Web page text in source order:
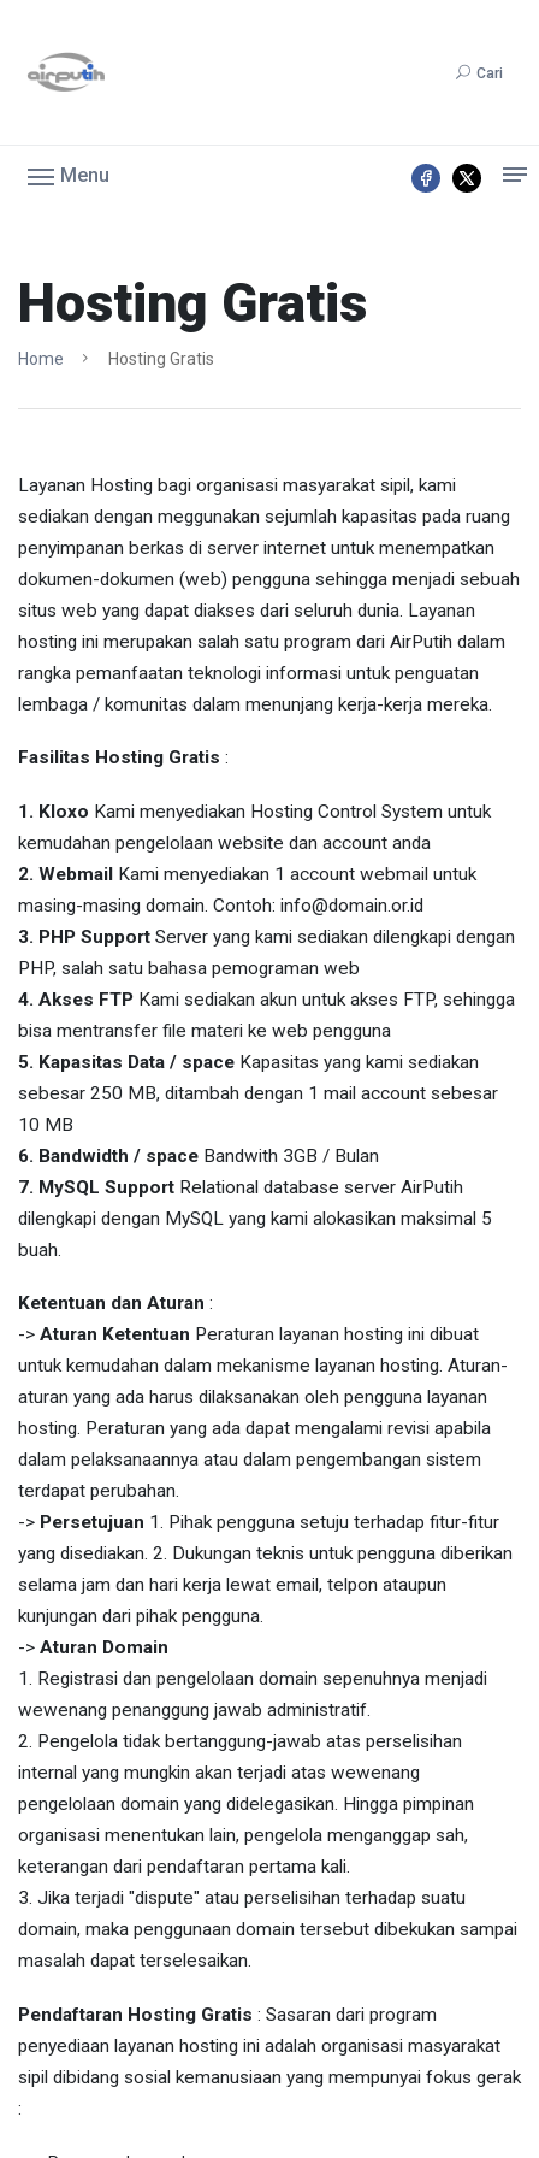
Cari
Menu
Hosting Gratis
Home Hosting Gratis
Layanan Hosting bagi organisasi masyarakat sipil, kami
sediakan dengan meggunakan sejumlah kapasitas pada ruang
penyimpanan berkas di server internet untuk menempatkan
dokumen-dokumen (web) pengguna sehingga menjadi sebuah
situs web yang dapat diakses dari seluruh dunia. Layanan
hosting ini merupakan salah satu program dari AirPutih dalam
rangka pemanfaatan teknologi informasi untuk penguatan
lembaga / komunitas dalam menunjang kerja-kerja mereka.
Fasilitas Hosting Gratis :
1. Kloxo Kami menyediakan Hosting Control System untuk
kemudahan pengelolaan website dan account anda
2. Webmail Kami menyediakan 1 account webmail untuk
masing-masing domain. Contoh: info@domain.or.id
3. PHP Support Server yang kami sediakan dilengkapi dengan
PHP, salah satu bahasa pemograman web
4. Akses FTP Kami sediakan akun untuk akses FTP, sehingga
bisa mentransfer file materi ke web pengguna
5. Kapasitas Data / space Kapasitas yang kami sediakan
sebesar 250 MB, ditambah dengan 1 mail account sebesar
10 MB
6. Bandwidth / space Bandwith 3GB / Bulan
7. MySQL Support Relational database server AirPutih
dilengkapi dengan MySQL yang kami alokasikan maksimal 5
buah.
Ketentuan dan Aturan :
-> Aturan Ketentuan Peraturan layanan hosting ini dibuat
untuk kemudahan dalam mekanisme layanan hosting. Aturan-
aturan yang ada harus dilaksanakan oleh pengguna layanan
hosting. Peraturan yang ada dapat mengalami revisi apabila
dalam pelaksanaannya atau dalam pengembangan sistem
terdapat perubahan.
-> Persetujuan 1. Pihak pengguna setuju terhadap fitur-fitur
yang disediakan. 2. Dukungan teknis untuk pengguna diberikan
selama jam dan hari kerja lewat email, telpon ataupun
kunjungan dari pihak pengguna.
-> Aturan Domain
1. Registrasi dan pengelolaan domain sepenuhnya menjadi
wewenang penanggung jawab administratif.
2. Pengelola tidak bertanggung-jawab atas perselisihan
internal yang mungkin akan terjadi atas wewenang
pengelolaan domain yang didelegasikan. Hingga pimpinan
organisasi menentukan lain, pengelola menganggap sah,
keterangan dari pendaftaran pertama kali.
3. Jika terjadi "dispute" atau perselisihan terhadap suatu
domain, maka penggunaan domain tersebut dibekukan sampai
masalah dapat terselesaikan.
Pendaftaran Hosting Gratis : Sasaran dari program
penyediaan layanan hosting ini adalah organisasi masyarakat
sipil dibidang sosial kemanusiaan yang mempunyai fokus gerak
: